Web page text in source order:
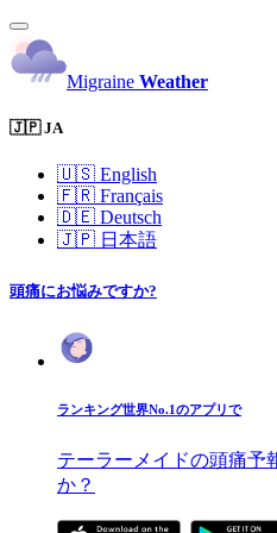
Migraine Weather
🇯🇵 JA
🇺🇸 English
🇫🇷 Français
🇩🇪 Deutsch
🇯🇵 日本語
頭痛にお悩みですか?
ランキング世界No.1のアプリで
テーラーメイドの頭痛予
か？